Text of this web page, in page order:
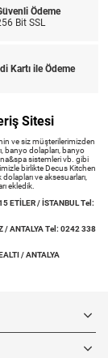
Ödeme
Bit SSL
Kartı ile Ödeme
Sitesi
ve siz müşterilerimizden
banyo dolapları, banyo
sistemleri vb. gibi
birlikte Decus Kitchen
ve aksesuarları,
ekledik.
ETİLER / İSTANBUL Tel:
/ ANTALYA Tel: 0242 338
/ ANTALYA